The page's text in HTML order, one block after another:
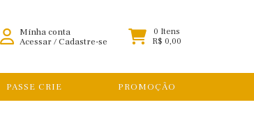
Minha conta
Acessar/Cadastre-se
0 Itens
R$ 0,00
PASSE CRIE PROMOÇÃO